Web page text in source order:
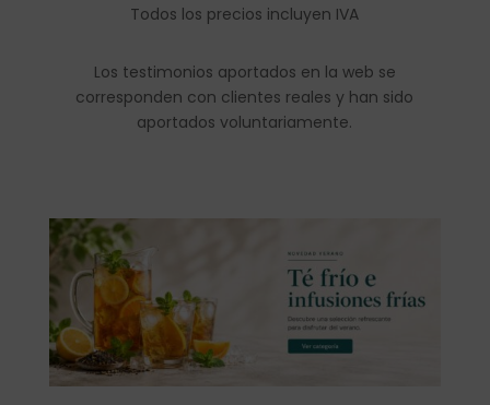
Todos los precios incluyen IVA
Los testimonios aportados en la web se
corresponden con clientes reales y han sido
aportados voluntariamente.